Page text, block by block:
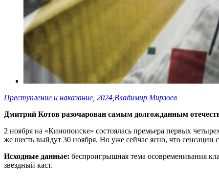
Преступление и наказание, 2024,Владимир Мирзоев
Дмитрий Котов разочарован самым долгожданным
2 ноября на «Кинопоиске» состоялась премьера первых
же шесть выйдут 30 ноября. Но уже сейчас ясно, что сенсации
Исходные данные: беспроигрышная тема осовременивания
звездный каст.